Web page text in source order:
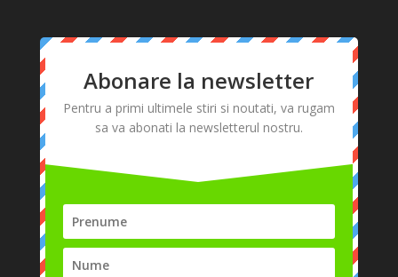
Abonare la newsletter
Pentru a primi ultimele stiri si noutati, va rugam
sa va abonati la newsletterul nostru.